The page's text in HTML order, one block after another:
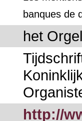
banques de
het Orgel
http://